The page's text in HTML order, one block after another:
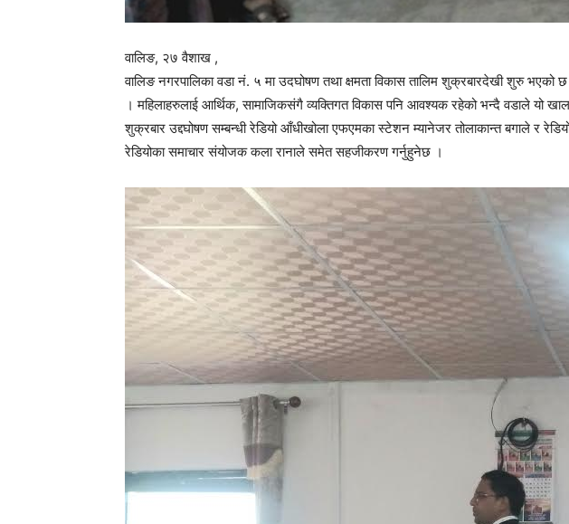
वालिङ, २७ वैशाख ,
वालिङ नगरपालिका वडा नं. ५ मा उदघोषण तथा क्षमता विकास तालिम शुक्रबारदेखी शुरु भएको
। महिलाहरुलाई आर्थिक, सामाजिकसंगै व्यक्तिगत विकास पनि आवश्यक रहेको भन्दै वडाले यो
शुक्रबार उद्दघोषण सम्बन्धी रेडियो आँधीखोला एफएमका स्टेशन म्यानेजर तोलाकान्त बगाले र
रेडियोका समाचार संयोजक कला रानाले समेत सहजीकरण गर्नुहुनेछ ।